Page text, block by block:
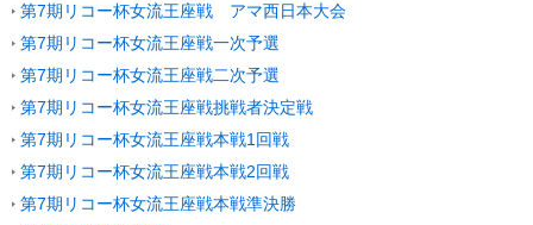
第7期リコー杯女流王座戦 アマ西日本大会
第7期リコー杯女流王座戦一次予選
第7期リコー杯女流王座戦二次予選
第7期リコー杯女流王座戦挑戦者決定戦
第7期リコー杯女流王座戦本戦1回戦
第7期リコー杯女流王座戦本戦2回戦
第7期リコー杯女流王座戦本戦準決勝